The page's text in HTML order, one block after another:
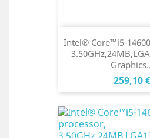
Intel® Core™i5-
Cena
259,10 €